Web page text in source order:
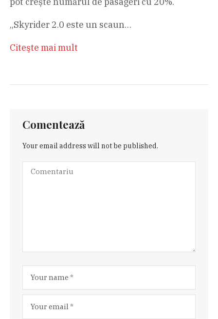
„Skyrider 2.0 este un scaun…
Citeşte mai mult
Comentează
Your email address will not be published.